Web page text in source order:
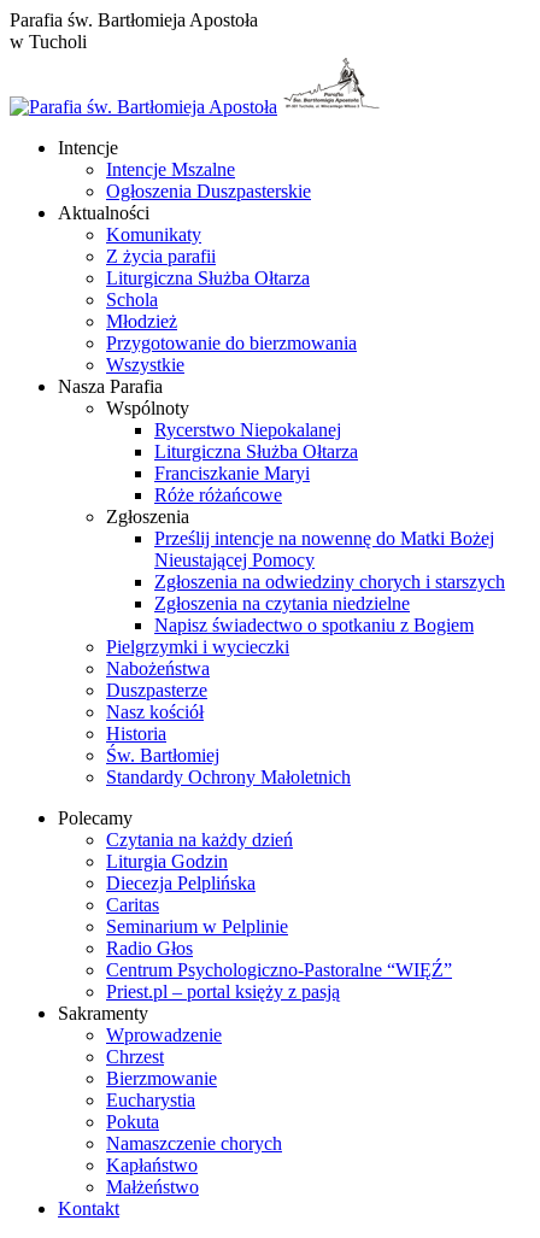
Przewiń
do
Parafia św. Bartłomieja Apostoła
w Tucholi
Intencje
Intencje Mszalne
Ogłoszenia Duszpasterskie
Aktualności
Komunikaty
Z życia parafii
Liturgiczna Służba Ołtarza
Schola
Młodzież
Przygotowanie do bierzmowania
Wszystkie
Nasza Parafia
Wspólnoty
Rycerstwo Niepokalanej
Liturgiczna Służba Ołtarza
Franciszkanie Maryi
Róże różańcowe
Zgłoszenia
Prześlij intencje na nowennę do Matki Bożej
Nieustającej Pomocy
Zgłoszenia na odwiedziny chorych i starszych
Zgłoszenia na czytania niedzielne
Napisz świadectwo o spotkaniu z Bogiem
Pielgrzymki i wycieczki
Nabożeństwa
Duszpasterze
Nasz kościół
Historia
Św. Bartłomiej
Standardy Ochrony Małoletnich
Polecamy
Czytania na każdy dzień
Liturgia Godzin
Diecezja Pelplińska
Caritas
Seminarium w Pelplinie
Radio Głos
Centrum Psychologiczno-Pastoralne “WIĘŹ”
Priest.pl – portal księży z pasją
Sakramenty
Wprowadzenie
Chrzest
Bierzmowanie
Eucharystia
Pokuta
Namaszczenie chorych
Kapłaństwo
Małżeństwo
Kontakt